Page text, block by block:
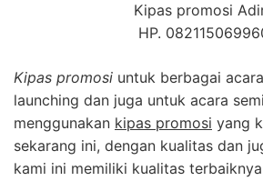
Kipas promosi
HP.
Kipas promosi untuk berbagai
launching dan juga untuk acara
menggunakan kipas promosi yang
sekarang ini, dengan kualitas dan
kami ini memiliki kualitas